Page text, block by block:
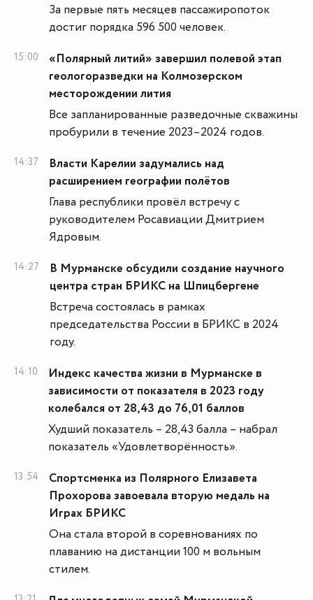
За первые пять месяцев пассажиропоток
достиг порядка 596 500 человек.
15:00
«Полярный литий» завершил полевой этап
геологоразведки на Колмозерском
месторождении лития
Все запланированные разведочные скважины
пробурили в течение 2023–2024 годов.
14:37
Власти Карелии задумались над
расширением географии полётов
Глава республики провёл встречу с
руководителем Росавиации Дмитрием
Ядровым.
14:27
В Мурманске обсудили создание научного
центра стран БРИКС на Шпицбергене
Встреча состоялась в рамках
председательства России в БРИКС в 2024
году.
14:10
Индекс качества жизни в Мурманске в
зависимости от показателя в 2023 году
колебался от 28,43 до 76,01 баллов
Худший показатель – 28,43 балла – набрал
показатель «Удовлетворённость».
13:54
Спортсменка из Полярного Елизавета
Прохорова завоевала вторую медаль на
Играх БРИКС
Она стала второй в соревнованиях по
плаванию на дистанции 100 м вольным
стилем.